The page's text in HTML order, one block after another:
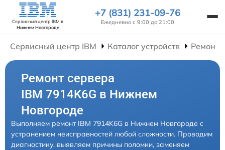
Сервисный центр IBM в
Нижнем Новгороде
+7 (831) 231-09-76
Ежедневно с 9:00 до 21:00
Сервисный центр IBM Каталог устройств Ремонт
Ремонт сервера
IBM 7914K6G в Нижнем
Новгороде
Выполняем ремонт IBM 7914K6G в Нижнем Новгороде с
устранением неисправностей любой сложности. Проводим
диагностику, выявляем причины поломки, заменяем